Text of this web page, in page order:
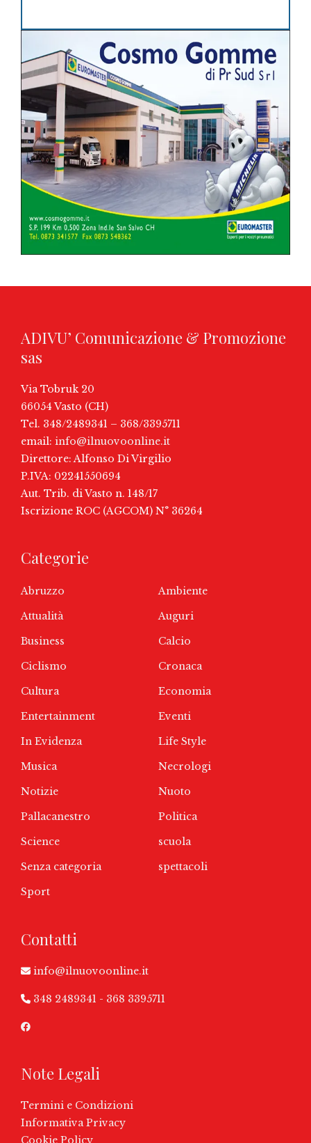
ADIVU’ Comunicazione & Promozione
sas
Via Tobruk 20
66054 Vasto (CH)
Tel. 348/2489341 – 368/3395711
email: info@ilnuovoonline.it
Direttore: Alfonso Di Virgilio
P.IVA: 02241550694
Aut. Trib. di Vasto n. 148/17
Iscrizione ROC (AGCOM) N° 36264
Categorie
Abruzzo
Ambiente
Attualità
Auguri
Business
Calcio
Ciclismo
Cronaca
Cultura
Economia
Entertainment
Eventi
In Evidenza
Life Style
Musica
Necrologi
Notizie
Nuoto
Pallacanestro
Politica
Science
scuola
Senza categoria
spettacoli
Sport
Contatti
info@ilnuovoonline.it
348 2489341 - 368 3395711
Note Legali
Termini e Condizioni
Informativa Privacy
Cookie Policy